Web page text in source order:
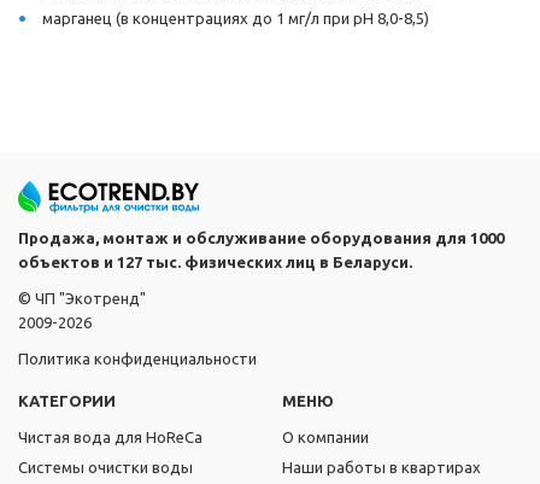
марганец (в концентрациях до 1 мг/л при pH 8,0-8,5)
Продажа, монтаж и обслуживание оборудования для 1000
объектов и 127 тыс. физических лиц в Беларуси.
© ЧП "Экотренд"
2009-2026
Политика конфиденциальности
КАТЕГОРИИ
Чистая вода для HoReCa
Системы очистки воды
МЕНЮ
О компании
Наши работы в квартирах